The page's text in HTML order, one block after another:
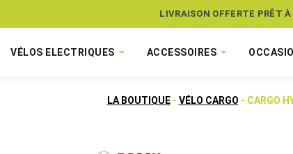
LIVRAISON OFFERTE PRÊT À
ASSUREZ VOTRE VÉLO
VÉLOS ELECTRIQUES ACCESSOIRES
LA BOUTIQUE - VÉLO CARGO - CARGO